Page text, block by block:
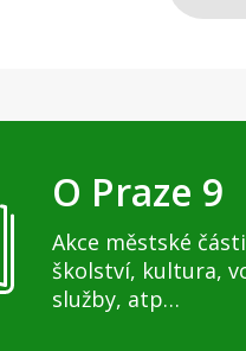
O Praze 9
Akce městské
školství, kultura,
služby, atp…